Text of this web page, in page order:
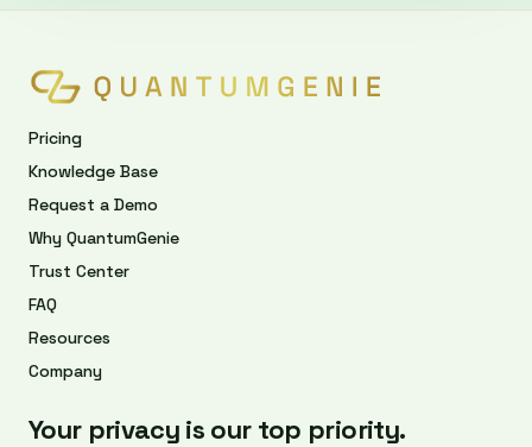
Pricing
Knowledge Base
Request a Demo
Why QuantumGenie
Trust Center
FAQ
Resources
Company
Your privacy is our top priority.